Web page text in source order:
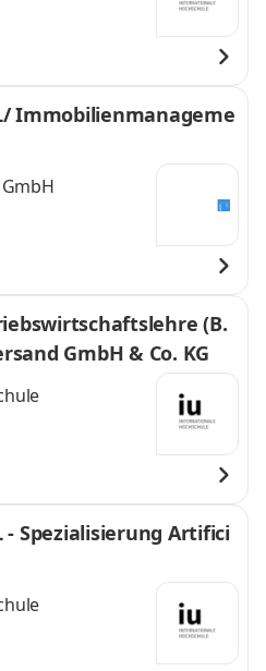
Immobilienmanageme
(B.
GmbH & Co. KG
- Spezialisierung Artifici